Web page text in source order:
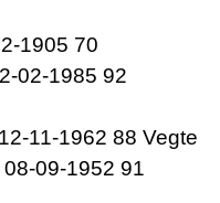
1905 70
02-1985 92
11-1962 88 Vegte
09-1952 91